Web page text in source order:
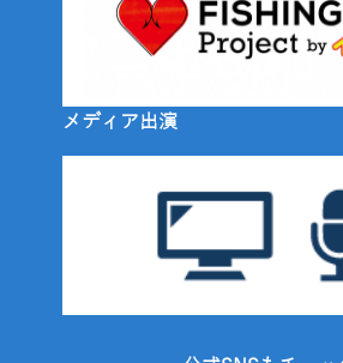
メディア出演